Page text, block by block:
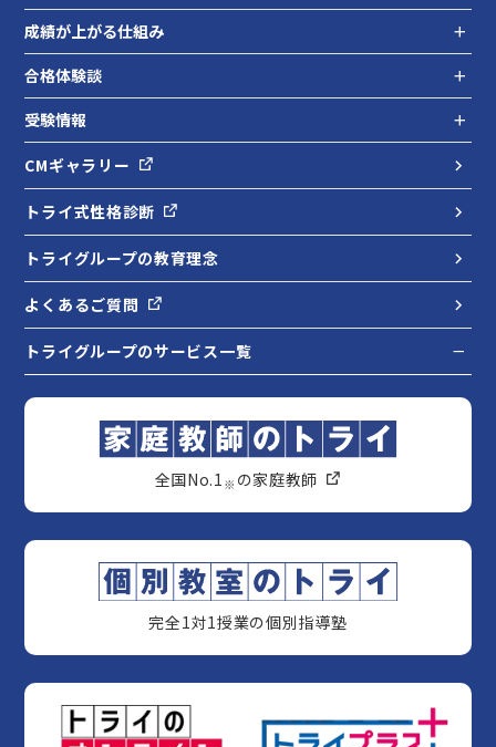
成績が上がる仕組み
合格体験談
受験情報
CMギャラリー
トライ式性格診断
トライグループの教育理念
よくあるご質問
トライグループのサービス一覧
全国No.1 ※ の家庭教師
完全1対1授業の個別指導塾